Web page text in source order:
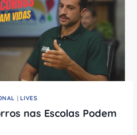
| LIVES
nas Escolas Podem